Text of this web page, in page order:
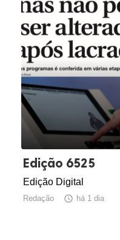
Edição 6525
Edição Digital
Redação  há 1 dia